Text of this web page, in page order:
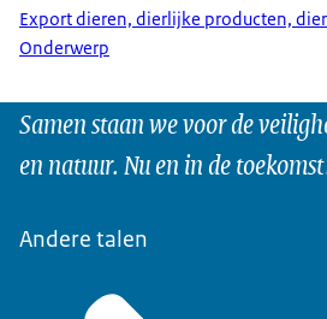
Export dieren, dierlijke producten,
Onderwerp
Samen staan we voor de
en natuur. Nu en in de
Andere talen